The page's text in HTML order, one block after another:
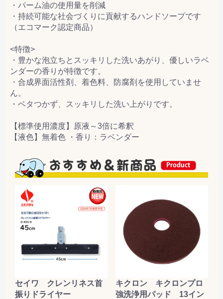
・パーム油の使用量を削減
・持続可能な社会づくりに貢献するハンドソープです
（エコマーク認定商品）
<特徴>
・豊かな泡立ちとスッキリした洗いあがり、優しいラベ
ンダーの香りが特徴です。
・合成界面活性剤、着色料、防腐剤を使用していませ
ん。
・ベタつかず、スッキリした洗い上がりです。
【標準使用濃度】原液～3倍に希釈
【液色】無着色 ・香り：ラベンダー
セイワ クレンリネス首
振りドライヤー
キクロン キクロンプロ
強洗浄用パッド 13イン